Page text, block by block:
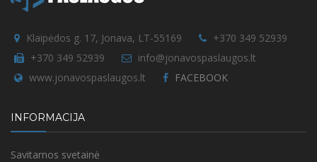
Klaipėdos g. 17, Jonava, LT-55169
+370 349 52939
+370 349 52939
info@jonavospaslaugos.lt
www.jonavospaslaugos.lt
FACEBOOK
INFORMACIJA
Savitarnos svetainė